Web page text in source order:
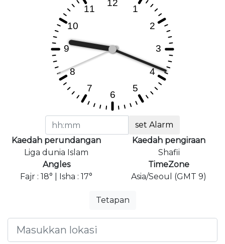
set Alarm
Kaedah perundangan
Liga dunia Islam
Kaedah pengiraan
Shafii
Angles
Fajr : 18° | Isha : 17°
TimeZone
Asia/Seoul (GMT 9)
Tetapan